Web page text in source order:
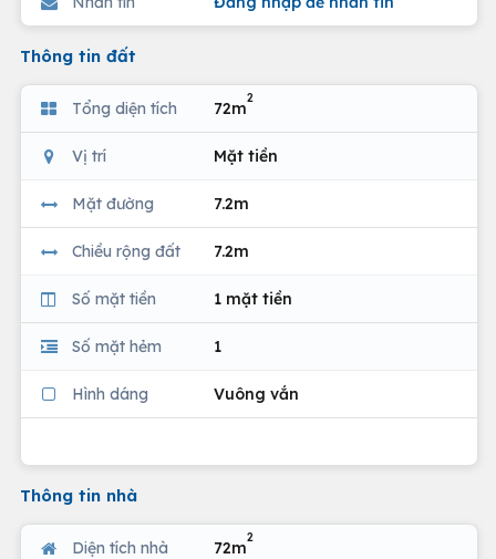
Thông tin đất
Tổng diện tích 72m
2
Vị trí Mặt tiền
Mặt đường 7.2m
Chiều rộng đất 7.2m
Số mặt tiền 1 mặt tiền
Số mặt hẻm 1
Hình dáng Vuông vắn
Thông tin nhà
Diện tích nhà 72m
2